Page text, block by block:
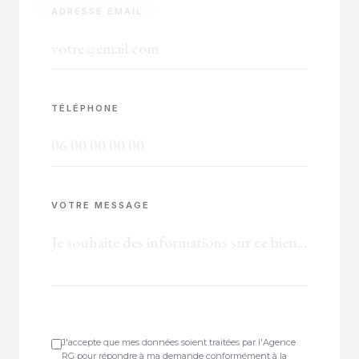
ADRESSE EMAIL
TÉLÉPHONE
VOTRE MESSAGE
J'accepte que mes données soient traitées par l'Agence
RG pour répondre à ma demande conformément à la